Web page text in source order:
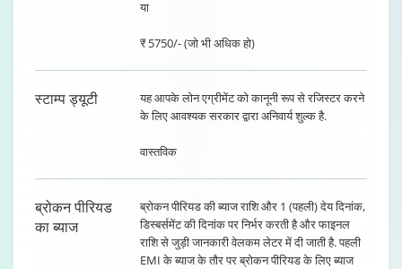
या
₹ 5750/- (जो भी अधिक हो)
स्टाम्प ड्यूटी
यह आपके लोन एग्रीमेंट को कानूनी रूप से रजिस्टर करने
के लिए आवश्यक सरकार द्वारा अनिवार्य शुल्क है.
वास्तविक
ब्रोकन पीरियड
का ब्याज
ब्रोकन पीरियड की ब्याज राशि और 1 (पहली) देय दिनांक,
डिस्बर्समेंट की दिनांक पर निर्भर करती है और फाइनल
राशि से जुड़ी जानकारी वेलकम लेटर में दी जाती है. पहली
EMI के ब्याज के तौर पर ब्रोकन पीरियड के लिए ब्याज